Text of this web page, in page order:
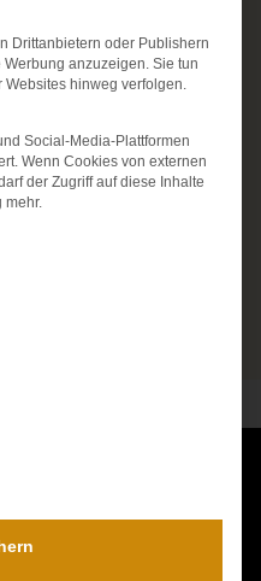
Drittanbietern oder Publishern
anzuzeigen. Sie tun
hinweg verfolgen.
Social-Media-Plattformen
Wenn Cookies von externen
der Zugriff auf diese Inhalte
mehr.